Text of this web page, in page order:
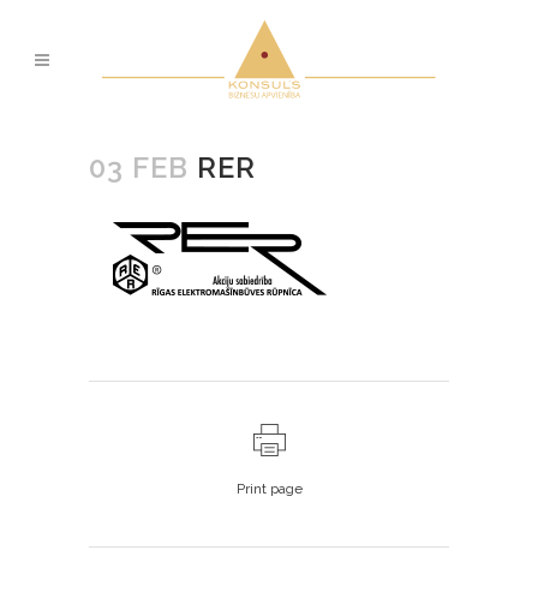
03 FEB RER
Print page